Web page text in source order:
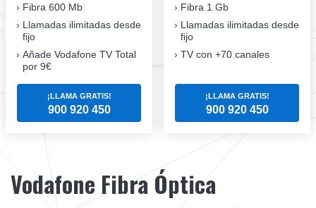
Fibra 600 Mb
Llamadas ilimitadas desde
fijo
Añade Vodafone TV Total
por 9€
¡LLAMA GRATIS!
900 920 450
Fibra 1 Gb
Llamadas ilimitadas desde
fijo
TV con +70 canales
¡LLAMA GRATIS!
900 920 450
Vodafone Fibra Óptica